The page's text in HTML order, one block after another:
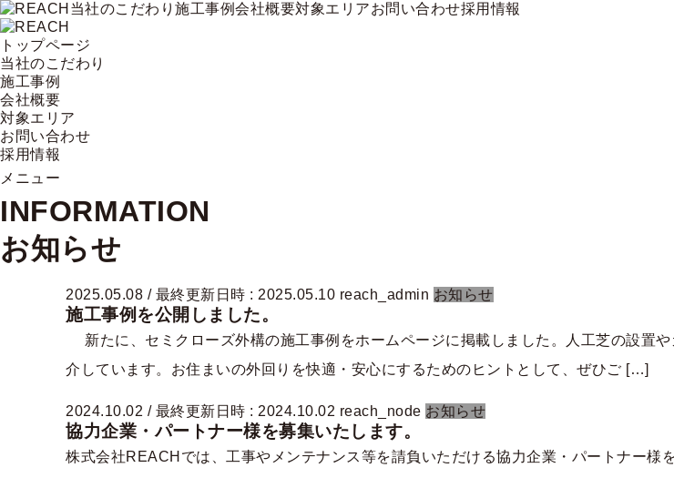
コ
ン
テ
ン
ツ
へ
ス
キ
ッ
プ
ナ
ビ
ゲ
ー
シ
ョ
ン
に
移
動
当社のこだわり 施工事例会社概要対象エリアお問い合わせ採用情報
トップページ
当社のこだわり
施工事例
会社概要
対象エリア
お問い合わせ
採用情報
メニュー
INFORMATION
お知らせ
2025.05.08 / 最終更新日時 : 2025.05.10 reach_admin お知らせ
施工事例を公開しました。
新たに、セミクローズ外構の施工事例をホームページに掲載しました。人工芝の設置
介しています。お住まいの外回りを快適・安心にするためのヒントとして、ぜひご […]
2024.10.02 / 最終更新日時 : 2024.10.02 reach_node お知らせ
協力企業・パートナー様を募集いたします。
株式会社REACHでは、工事やメンテナンス等を請負いただける協力企業・パートナー